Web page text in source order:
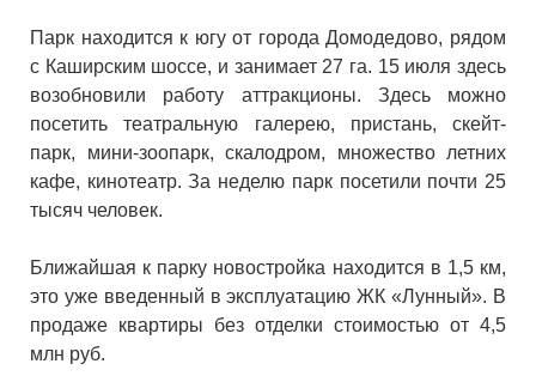
Парк находится к югу от города Домодедово, рядом
с Каширским шоссе, и занимает 27 га. 15 июля здесь
возобновили работу аттракционы. Здесь можно
посетить театральную галерею, пристань, скейт-
парк, мини-зоопарк, скалодром, множество летних
кафе, кинотеатр. За неделю парк посетили почти 25
тысяч человек.
Ближайшая к парку новостройка находится в 1,5 км,
это уже введенный в эксплуатацию ЖК «Лунный». В
продаже квартиры без отделки стоимостью от 4,5
млн руб.